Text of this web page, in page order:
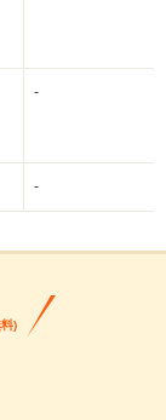
-
-
)